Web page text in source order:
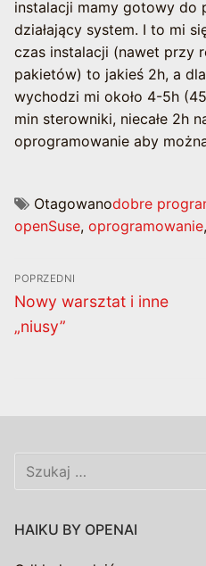
instalacji mamy gotowy do
działający system. I to mi
czas instalacji (nawet przy
pakietów) to jakieś 2h, a
wychodzi mi około 4-5h
min sterowniki, niecałe 2h
oprogramowanie aby
Otagowanodobre
openSuse, oprogramowanie,
Nawigacja
wpisu
POPRZEDNI
Poprzedni
wpis:
Nowy warsztat i inne
„niusy”
Szukaj:
HAIKU BY OPENAI